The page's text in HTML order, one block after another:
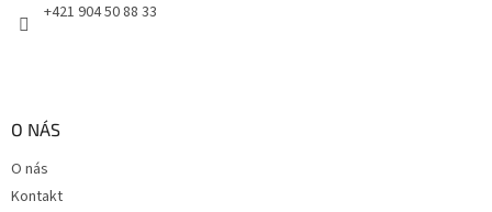
+421 904 50 88 33
O NÁS
O nás
Kontakt